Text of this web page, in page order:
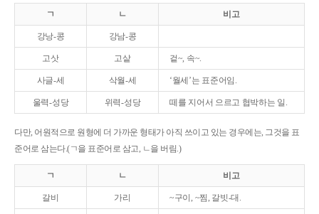
ㄱ ㄴ 비고
강낭-콩 강남-콩
고삿 고샅 겉~, 속~.
사글-세 삭월-세 ‘월세’는 표준어임.
울력-성당 위력-성당 떼를 지어서 으르고 협박하는 일.
다만, 어원적으로 원형에 더 가까운 형태가 아직 쓰이고 있는 경우에는, 그것을 표
준어로 삼는다.(ㄱ을 표준어로 삼고, ㄴ을 버림.)
ㄱ ㄴ 비고
갈비 가리 ~구이, ~찜, 갈빗-대.